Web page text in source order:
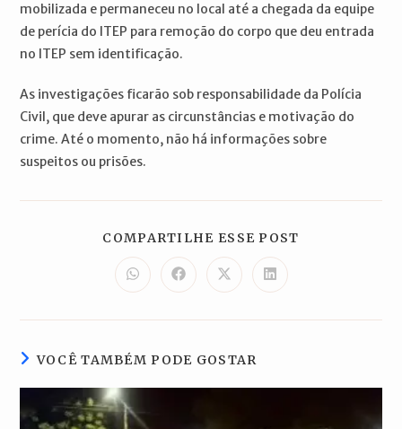
mobilizada e permaneceu no local até a chegada da equipe
de perícia do ITEP para remoção do corpo que deu entrada
no ITEP sem identificação.
As investigações ficarão sob responsabilidade da Polícia
Civil, que deve apurar as circunstâncias e motivação do
crime. Até o momento, não há informações sobre
suspeitos ou prisões.
COMPARTILHE ESSE POST
Abre
em
nova
Abre
em
nova
Abre
em
nova
Abre
em
nova
VOCÊ TAMBÉM PODE GOSTAR